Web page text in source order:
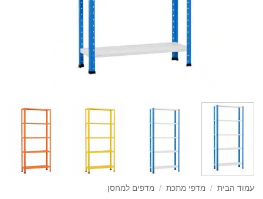
עמוד הבית / מדפי מתכת / מדפים למחסן